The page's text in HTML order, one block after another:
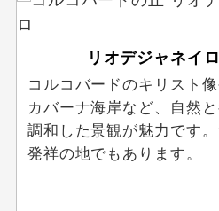
リオデジャネイロ
コルコバードのキリスト
カバーナ海岸など、自然
調和した景観が魅力です
発祥の地でもあります。